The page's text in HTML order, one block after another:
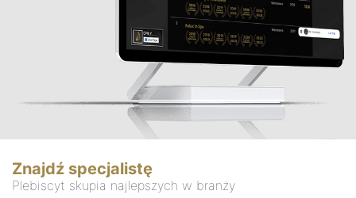
Znajdź specjalistę
Plebiscyt skupia najlepszych w branży